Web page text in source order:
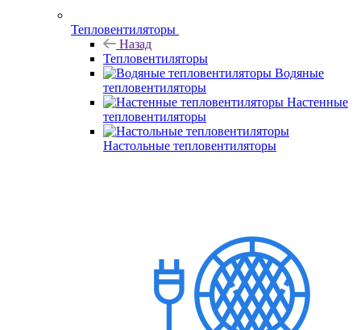
Тепловентиляторы
Назад
Тепловентиляторы
Водяные
тепловентиляторы
Настенные
тепловентиляторы
Настольные тепловентиляторы